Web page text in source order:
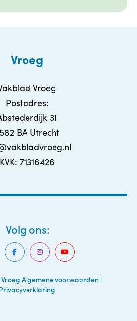
Vroeg
Vroeg
Postadres:
31
BA Utrecht
KVK: 71316426
Algemene voorwaarden |
Privacyverklaring
Volg ons: